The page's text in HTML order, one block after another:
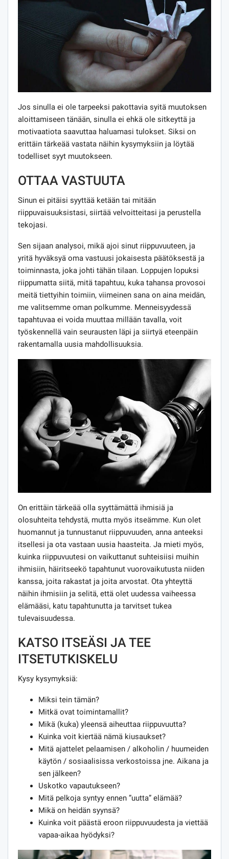
Jos sinulla ei ole tarpeeksi pakottavia syitä muutoksen
aloittamiseen tänään, sinulla ei ehkä ole sitkeyttä ja
motivaatiota saavuttaa haluamasi tulokset. Siksi on
erittäin tärkeää vastata näihin kysymyksiin ja löytää
todelliset syyt muutokseen.
OTTAA VASTUUTA
Sinun ei pitäisi syyttää ketään tai mitään
riippuvaisuuksistasi, siirtää velvoitteitasi ja perustella
tekojasi.
Sen sijaan analysoi, mikä ajoi sinut riippuvuuteen, ja
yritä hyväksyä oma vastuusi jokaisesta päätöksestä ja
toiminnasta, joka johti tähän tilaan. Loppujen lopuksi
riippumatta siitä, mitä tapahtuu, kuka tahansa provosoi
meitä tiettyihin toimiin, viimeinen sana on aina meidän,
me valitsemme oman polkumme. Menneisyydessä
tapahtuvaa ei voida muuttaa millään tavalla, voit
työskennellä vain seurausten läpi ja siirtyä eteenpäin
rakentamalla uusia mahdollisuuksia.
On erittäin tärkeää olla syyttämättä ihmisiä ja
olosuhteita tehdystä, mutta myös itseämme. Kun olet
huomannut ja tunnustanut riippuvuuden, anna anteeksi
itsellesi ja ota vastaan ​​uusia haasteita. Ja mieti myös,
kuinka riippuvuutesi on vaikuttanut suhteisiisi muihin
ihmisiin, häiritseekö tapahtunut vuorovaikutusta niiden
kanssa, joita rakastat ja joita arvostat. Ota yhteyttä
näihin ihmisiin ja selitä, että olet uudessa vaiheessa
elämääsi, katu tapahtunutta ja tarvitset tukea
tulevaisuudessa.
KATSO ITSEÄSI JA TEE
ITSETUTKISKELU
Kysy kysymyksiä:
Miksi tein tämän?
Mitkä ovat toimintamallit?
Mikä (kuka) yleensä aiheuttaa riippuvuutta?
Kuinka voit kiertää nämä kiusaukset?
Mitä ajattelet pelaamisen / alkoholin / huumeiden
käytön / sosiaalisissa verkostoissa jne. Aikana ja
sen jälkeen?
Uskotko vapautukseen?
Mitä pelkoja syntyy ennen ”uutta” elämää?
Mikä on heidän syynsä?
Kuinka voit päästä eroon riippuvuudesta ja viettää
vapaa-aikaa hyödyksi?